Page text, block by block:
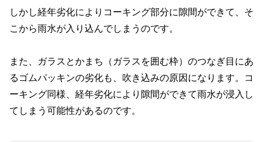
しかし経年劣化によりコーキング部分に隙間ができて、そ
こから雨水が入り込んでしまうのです。
また、ガラスとかまち（ガラスを囲む枠）のつなぎ目にあ
るゴムパッキンの劣化も、吹き込みの原因になります。コ
ーキング同様、経年劣化により隙間ができて雨水が浸入し
てしまう可能性があるのです。